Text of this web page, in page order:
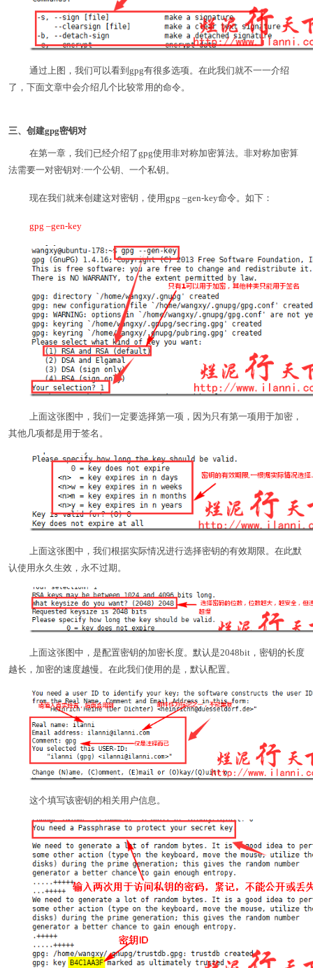
通过上图，我们可以看到gpg有很多选项。在此我们就不一一介绍
了，下面文章中会介绍几个比较常用的命令。
三、创建gpg密钥对
在第一章，我们已经介绍了gpg使用非对称加密算法。非对称加密算
法需要一对密钥对:一个公钥、一个私钥。
现在我们就来创建这对密钥，使用gpg –gen-key命令。如下：
gpg –gen-key
上面这张图中，我们一定要选择第一项，因为只有第一项用于加密，
其他几项都是用于签名。
上面这张图中，我们根据实际情况进行选择密钥的有效期限。在此默
认使用永久生效，永不过期。
上面这张图中，是配置密钥的加密长度。默认是2048bit，密钥的长度
越长，加密的速度越慢。在此我们使用的是，默认配置。
这个填写该密钥的相关用户信息。